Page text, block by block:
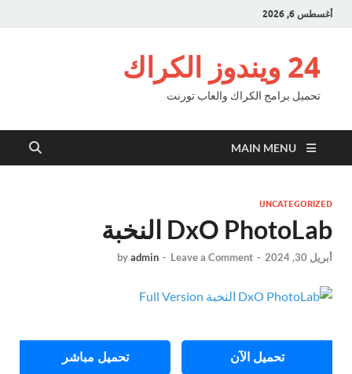
أغسطس 6, 2026
24 ويندوز الكراك
تحميل برامج الكراك والعاب تورنت
MAIN MENU
UNCATEGORIZED
DxO PhotoLab النخبة
أبريل 30, 2024 -
byadmin - Leave a Comment
تحميل الآن تحميل مباشر